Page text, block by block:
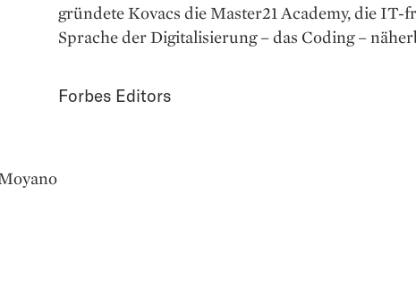
gründete Kovacs die Master21 Academy, die IT-
Sprache der Digitalisierung – das Coding –
Forbes Editors